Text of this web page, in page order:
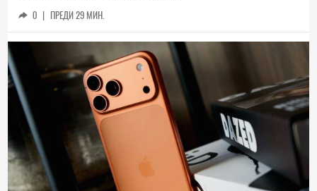
0 | ПРЕДИ 29 МИН.